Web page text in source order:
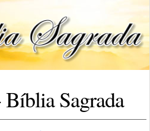
Sagrada